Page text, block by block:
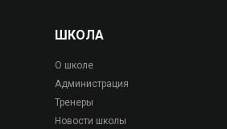
ШКОЛА
О школе
Администрация
Тренеры
Новости школы